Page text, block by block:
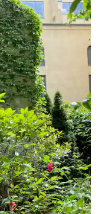
„Odabrali gosti”